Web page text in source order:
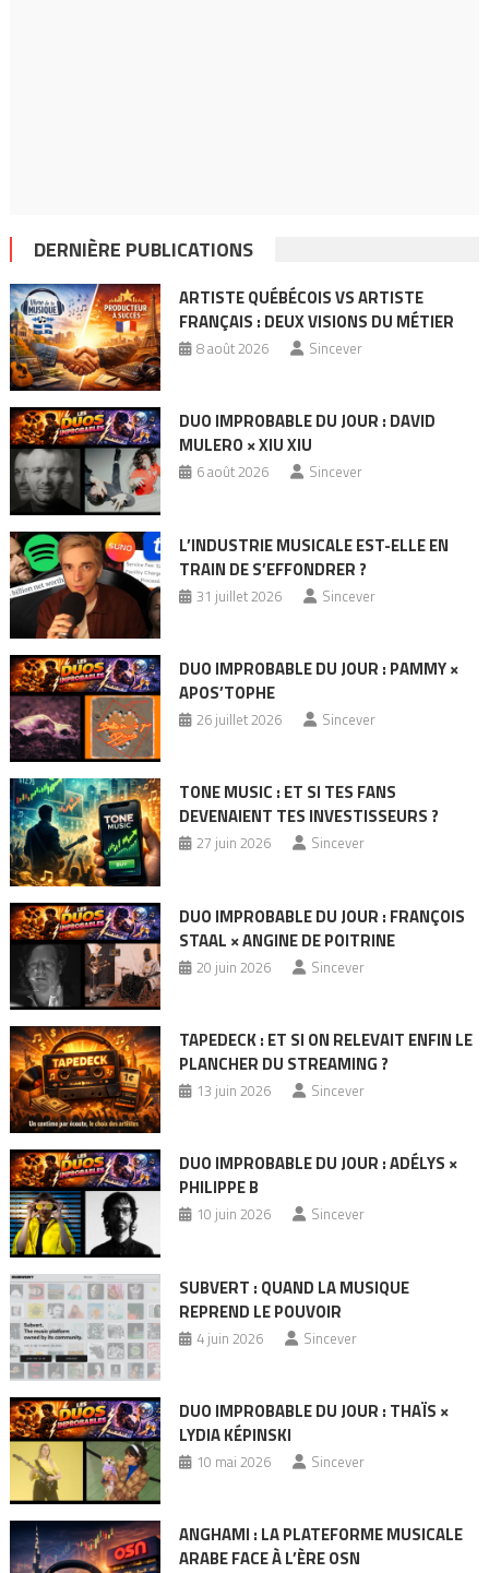
DERNIÈRE PUBLICATIONS
ARTISTE QUÉBÉCOIS VS ARTISTE
FRANÇAIS : DEUX VISIONS DU MÉTIER
8 août 2026 Sincever
DUO IMPROBABLE DU JOUR : DAVID
MULERO × XIU XIU
6 août 2026 Sincever
L’INDUSTRIE MUSICALE EST-ELLE EN
TRAIN DE S’EFFONDRER ?
31 juillet 2026 Sincever
DUO IMPROBABLE DU JOUR : PAMMY ×
APOS’TOPHE
26 juillet 2026 Sincever
TONE MUSIC : ET SI TES FANS
DEVENAIENT TES INVESTISSEURS ?
27 juin 2026 Sincever
DUO IMPROBABLE DU JOUR : FRANÇOIS
STAAL × ANGINE DE POITRINE
20 juin 2026 Sincever
TAPEDECK : ET SI ON RELEVAIT ENFIN LE
PLANCHER DU STREAMING ?
13 juin 2026 Sincever
DUO IMPROBABLE DU JOUR : ADÉLYS ×
PHILIPPE B
10 juin 2026 Sincever
SUBVERT : QUAND LA MUSIQUE
REPREND LE POUVOIR
4 juin 2026 Sincever
DUO IMPROBABLE DU JOUR : THAÏS ×
LYDIA KÉPINSKI
10 mai 2026 Sincever
ANGHAMI : LA PLATEFORME MUSICALE
ARABE FACE À L’ÈRE OSN